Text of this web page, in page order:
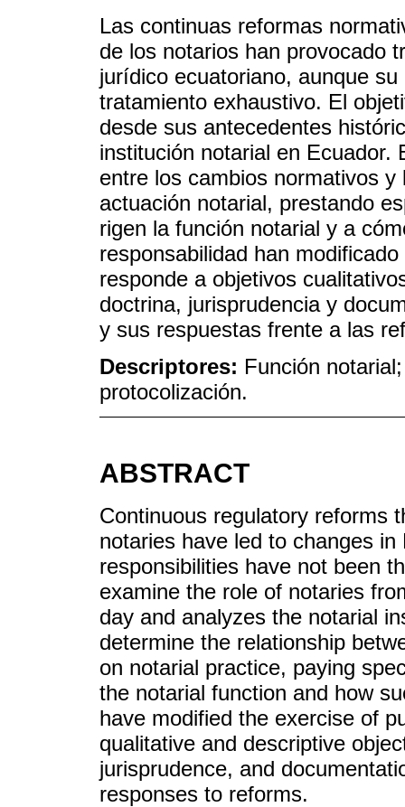
Las continuas reformas
de los notarios han provocado
jurídico ecuatoriano, aunque
tratamiento exhaustivo. El
desde sus antecedentes
institución notarial en Ecuador.
entre los cambios normativos
actuación notarial, prestando
rigen la función notarial y a
responsabilidad han
responde a objetivos
doctrina, jurisprudencia y
y sus respuestas frente a las
Descriptores: Función
protocolización.
ABSTRACT
Continuous regulatory reforms
notaries have led to changes
responsibilities have not been
examine the role of notaries
day and analyzes the notarial
determine the relationship
on notarial practice, paying
the notarial function and how
have modified the exercise of
qualitative and descriptive
jurisprudence, and
responses to reforms.